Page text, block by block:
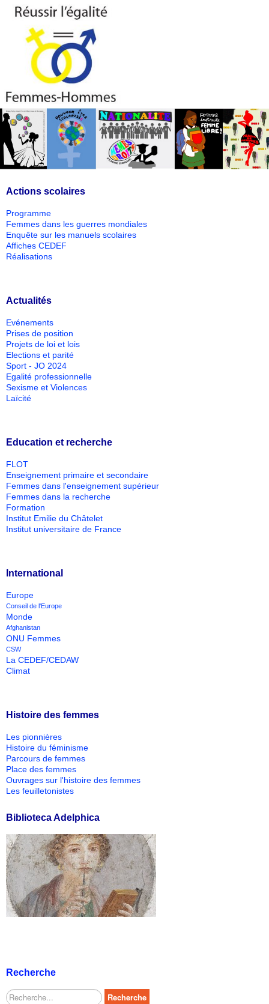
Actions scolaires
Programme
Femmes dans les guerres mondiales
Enquête sur les manuels scolaires
Affiches CEDEF
Réalisations
Actualités
Evénements
Prises de position
Projets de loi et lois
Elections et parité
Sport - JO 2024
Egalité professionnelle
Sexisme et Violences
Laïcité
Education et recherche
FLOT
Enseignement primaire et secondaire
Femmes dans l'enseignement supérieur
Femmes dans la recherche
Formation
Institut Emilie du Châtelet
Institut universitaire de France
International
Europe
Conseil de l'Europe
Monde
Afghanistan
ONU Femmes
CSW
La CEDEF/CEDAW
Climat
Histoire des femmes
Les pionnières
Histoire du féminisme
Parcours de femmes
Place des femmes
Ouvrages sur l'histoire des femmes
Les feuilletonistes
Biblioteca Adelphica
Recherche
Rechercher Recherche